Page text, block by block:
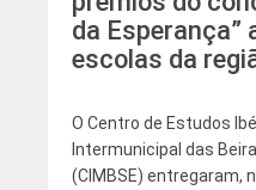
da Esperança”
escolas da
O Centro de Estudos
Intermunicipal das
(CIMBSE) entregaram,